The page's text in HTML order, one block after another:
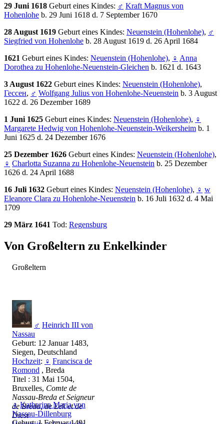
29 Juni 1618 Geburt eines Kindes: ♂ Kraft Magnus von
Hohenlohe b. 29 Juni 1618 d. 7 September 1670
28 August 1619 Geburt eines Kindes: Neuenstein (Hohenlohe), ♂
Siegfried von Hohenlohe b. 28 August 1619 d. 26 April 1684
1621 Geburt eines Kindes: Neuenstein (Hohenlohe), ♀ Anna
Dorothea zu Hohenlohe-Neuenstein-Gleichen b. 1621 d. 1643
3 August 1622 Geburt eines Kindes: Neuenstein (Hohenlohe),
Гессен, ♂ Wolfgang Julius von Hohenlohe-Neuenstein b. 3 August
1622 d. 26 Dezember 1689
1 Juni 1625 Geburt eines Kindes: Neuenstein (Hohenlohe), ♀
Margarete Hedwig von Hohenlohe-Neuenstein-Weikersheim b. 1
Juni 1625 d. 24 Dezember 1676
25 Dezember 1626 Geburt eines Kindes: Neuenstein (Hohenlohe),
♀ Charlotta Suzanna zu Hohenlohe-Neuenstein b. 25 Dezember
1626 d. 24 April 1688
16 Juli 1632 Geburt eines Kindes: Neuenstein (Hohenlohe), ♀ w
Eleanore Clara zu Hohenlohe-Neuenstein b. 16 Juli 1632 d. 4 Mai
1709
29 März 1641 Tod: Regensburg
Von Großeltern zu Enkelkinder
Großeltern
♂ Heinrich III von
Nassau
Geburt: 12 Januar 1483,
Siegen, Deutschland
Hochzeit: ♀ Francisca de
Romond , Breda
Titel : 31 Mai 1504,
Bruxelles, Comte de
Nassau-Breda et Seigneur
de Breda, de Lek et de
Diest
♀ Katharina Maria von
Nassau-Dillenburg